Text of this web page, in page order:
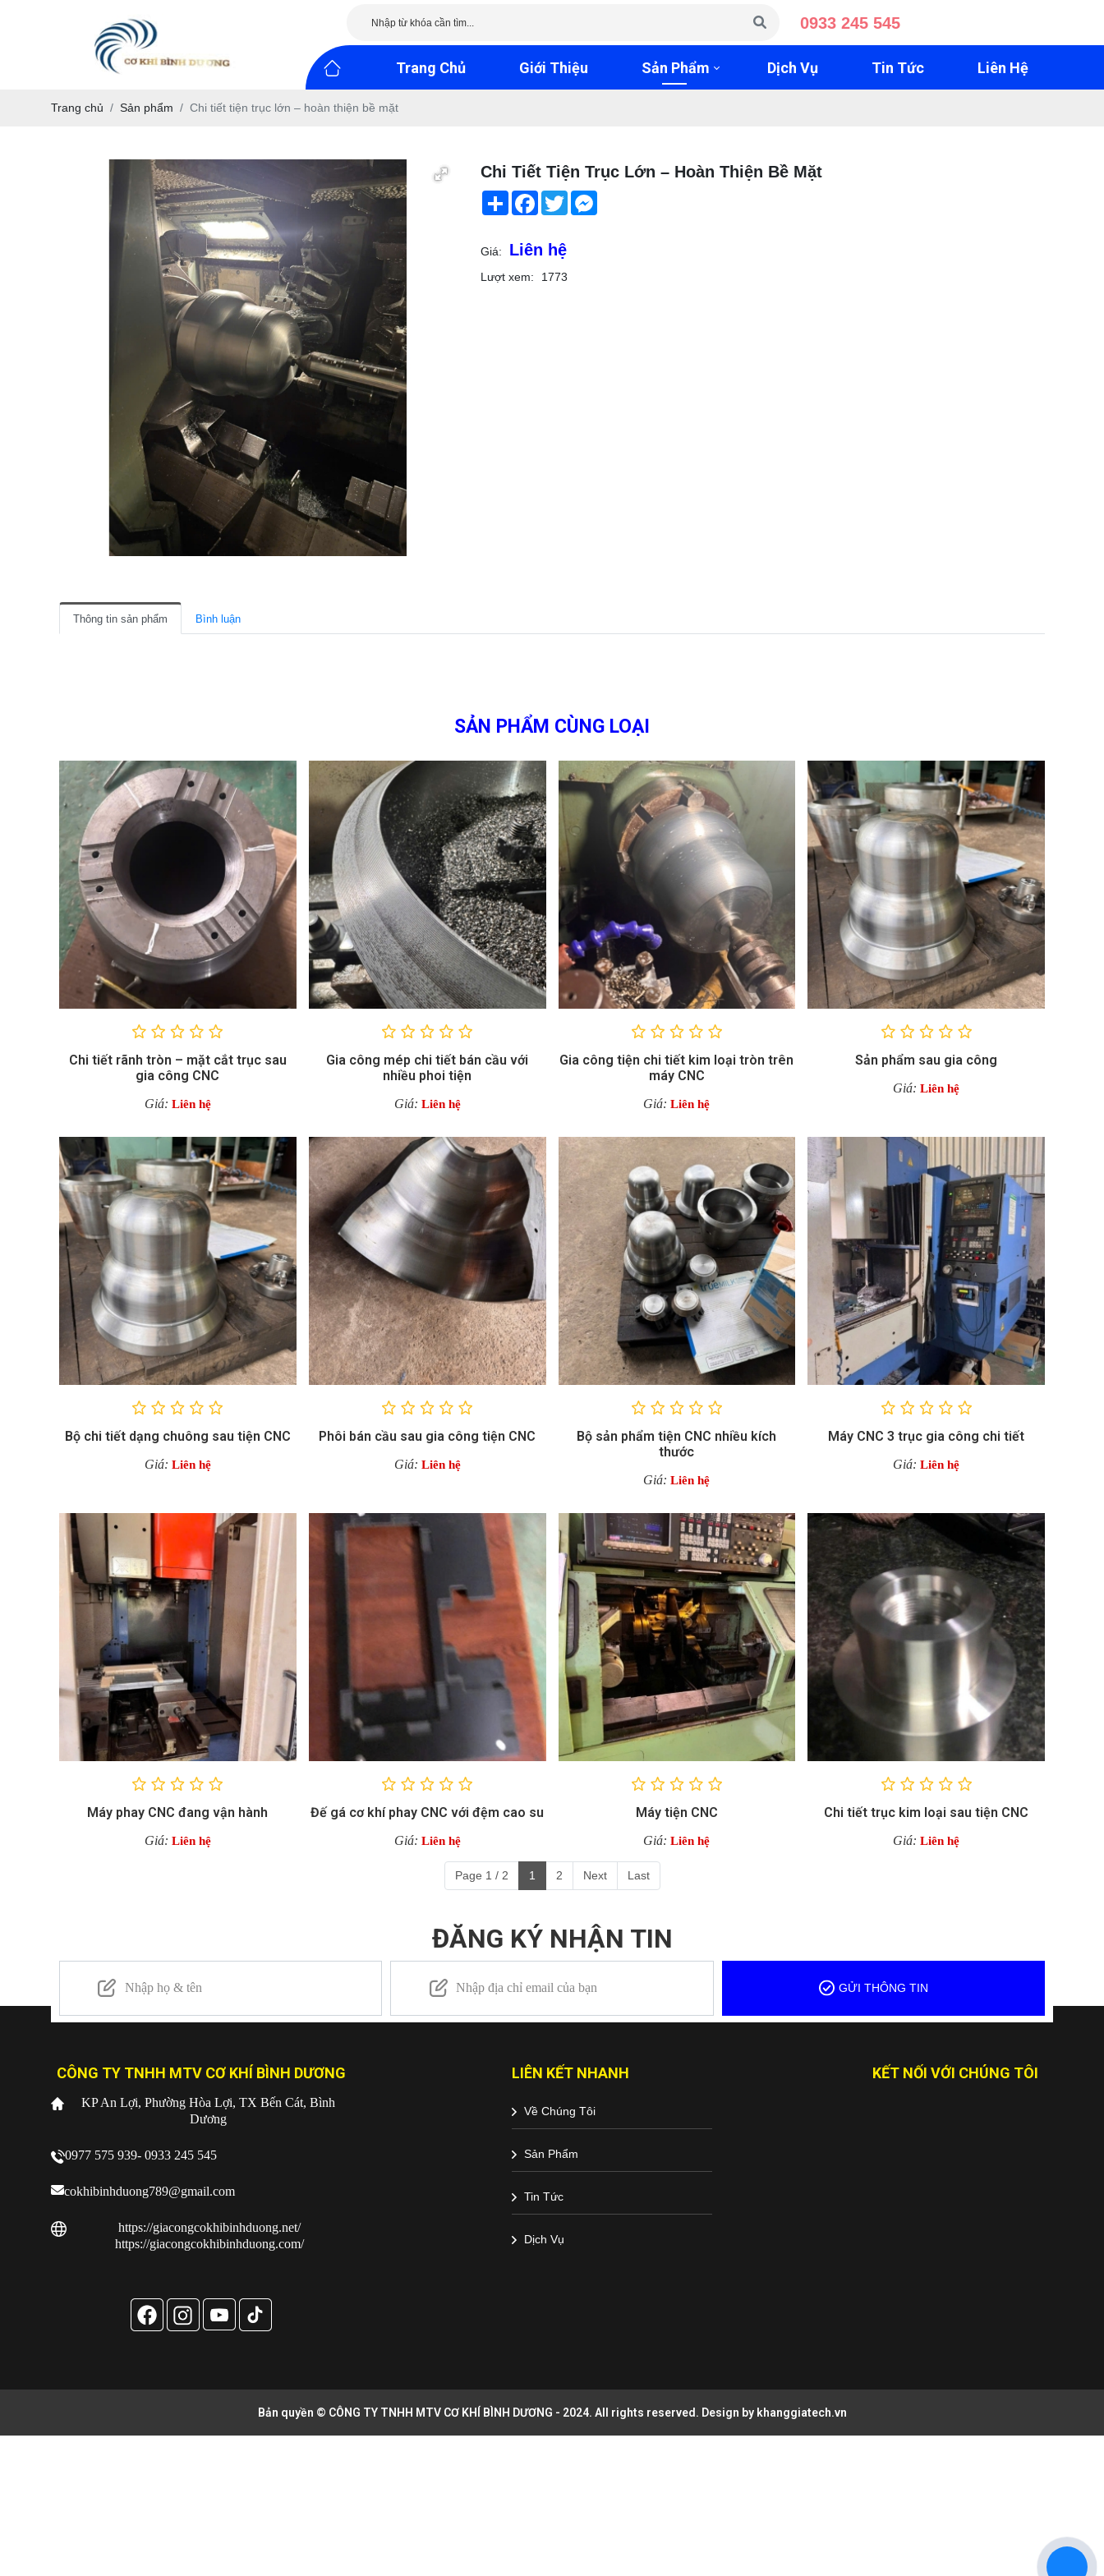
0933 245 545
Trang Chủ Giới Thiệu Sản Phẩm Dịch Vụ Tin Tức Liên Hệ
Trang chủ Sản phẩm Chi tiết tiện trục lớn – hoàn thiện bề mặt
Chi Tiết Tiện Trục Lớn – Hoàn Thiện Bề Mặt
ShareFacebook
TwitterMessenger
Giá: Liên hệ
Lượt xem: 1773
Thông tin sản phẩm Bình luận
SẢN PHẨM CÙNG LOẠI
Chi tiết rãnh tròn – mặt cắt trục sau
gia công CNC
Giá: Liên hệ
Gia công mép chi tiết bán cầu với
nhiều phoi tiện
Giá: Liên hệ
Gia công tiện chi tiết kim loại tròn trên
máy CNC
Giá: Liên hệ
Sản phẩm sau gia công
Giá: Liên hệ
Bộ chi tiết dạng chuông sau tiện CNC
Giá: Liên hệ
Phôi bán cầu sau gia công tiện CNC
Giá: Liên hệ
Bộ sản phẩm tiện CNC nhiều kích
thước
Giá: Liên hệ
Máy CNC 3 trục gia công chi tiết
Giá: Liên hệ
Máy phay CNC đang vận hành
Giá: Liên hệ
Đế gá cơ khí phay CNC với đệm cao su
Giá: Liên hệ
Máy tiện CNC
Giá: Liên hệ
Chi tiết trục kim loại sau tiện CNC
Giá: Liên hệ
Page 1 / 2 1 2 Next Last
ĐĂNG KÝ NHẬN TIN
CÔNG TY TNHH MTV CƠ KHÍ BÌNH DƯƠNG
KP An Lợi, Phường Hòa Lợi, TX Bến Cát, Bình
Dương
0977 575 939- 0933 245 545
cokhibinhduong789@gmail.com
https://giacongcokhibinhduong.net/
https://giacongcokhibinhduong.com/
LIÊN KẾT NHANH
Về Chúng Tôi
Sản Phẩm
Tin Tức
Dịch Vụ
KẾT NỐI VỚI CHÚNG TÔI
Bản quyền © CÔNG TY TNHH MTV CƠ KHÍ BÌNH DƯƠNG - 2024. All rights reserved. Design by khanggiatech.vn